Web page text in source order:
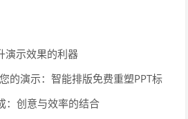
演示效果的利器
的演示：智能排版免费重塑PPT标
：创意与效率的结合